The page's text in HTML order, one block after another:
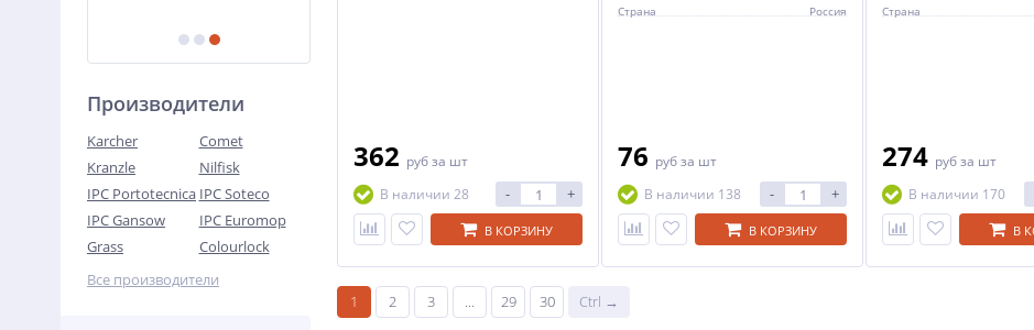
Производители
Karcher
Comet
Kranzle
Nilfisk
IPC Portotecnica IPC Soteco
IPC Gansow
IPC Euromop
Grass
Colourlock
Все производители
362 рубза шт
В наличии 28
- +
В КОРЗИНУ
Страна Россия
76 рубза шт
В наличии 138
- +
В КОРЗИНУ
Страна
274 рубза шт
В наличии 170
В
1 2 3 ... 29 30 Ctrl →